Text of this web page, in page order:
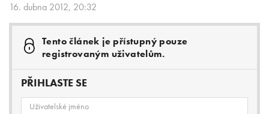
16. dubna 2012, 20:32
Tento článek je přístupný pouze
registrovaným uživatelům.
PŘIHLASTE SE
Uživatelské jméno